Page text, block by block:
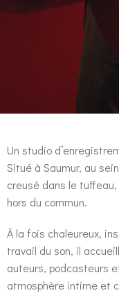
Un studio
Situé à Saumur, au
creusé dans le
hors du commun.
À la fois chaleureux,
travail du son, il
auteurs, podcasteurs
atmosphère intime et